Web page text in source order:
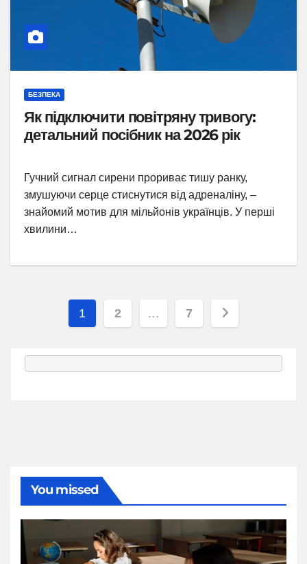
БЕЗПЕКА
Як підключити повітряну тривогу:
детальний посібник на 2026 рік
Гучний сигнал сирени прориває тишу ранку,
змушуючи серце стиснутися від адреналіну, –
знайомий мотив для мільйонів українців. У перші
хвилини…
Пагінація
1 2 … 7
You missed